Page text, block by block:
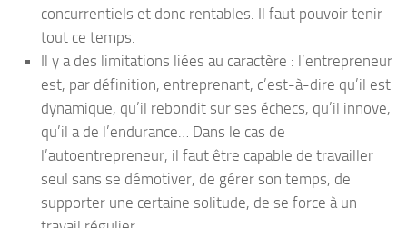
concurrentiels et donc rentables. Il faut pouvoir tenir
tout ce temps.
Il y a des limitations liées au caractère : l’entrepreneur
est, par définition, entreprenant, c’est-à-dire qu’il est
dynamique, qu’il rebondit sur ses échecs, qu’il innove,
qu’il a de l’endurance… Dans le cas de
l’autoentrepreneur, il faut être capable de travailler
seul sans se démotiver, de gérer son temps, de
supporter une certaine solitude, de se force à un